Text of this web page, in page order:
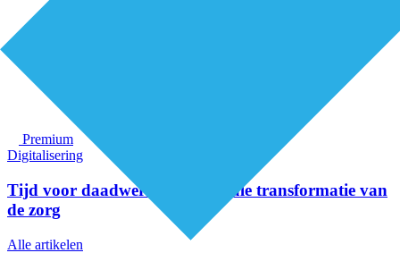
Premium
Digitalisering
Tijd voor daadwerkelijke digitale transformatie van
de zorg
Alle artikelen